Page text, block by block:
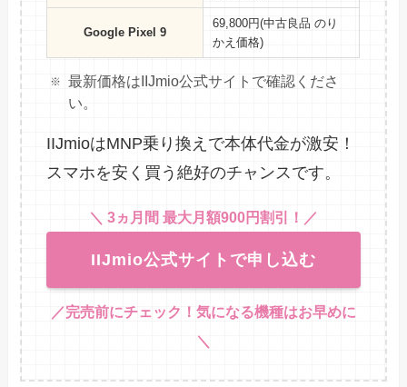
Google Pixel 9
69,800円(中古良品 のり
かえ価格)
最新価格はIIJmio公式サイトで確認くださ
い。
IIJmioはMNP乗り換えで本体代金が激安！
スマホを安く買う絶好のチャンスです。
＼ 3ヵ月間 最大月額900円割引！ ／
IIJmio公式サイトで申し込む
／完売前にチェック！気になる機種はお早めに
＼